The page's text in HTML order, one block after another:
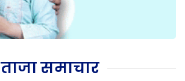
ताजा समाचार